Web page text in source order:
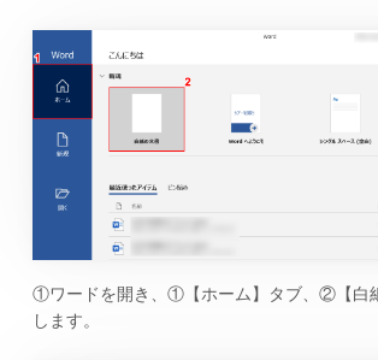
①ワードを開き、①【ホーム】タブ、②【白
します。